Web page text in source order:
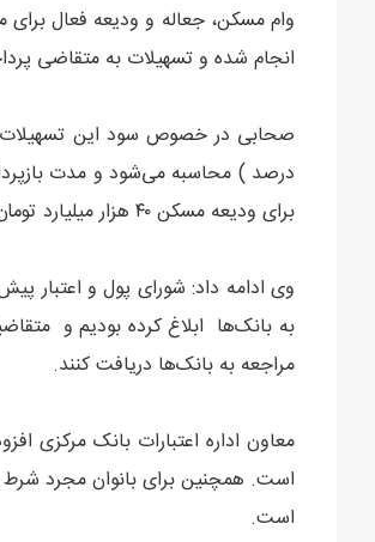
وام مسکن، جعاله و ودیعه فعال
انجام شده و تسهیلات به متقاضی
برای ودیعه مسکن ۴۰ هزار میلیارد تومان مقرر شده است.
وی ادامه داد: شورای پول و اعتبار
مراجعه به بانک‌ها دریافت کنند.
معاون اداره اعتبارات بانک مرکزی
است.